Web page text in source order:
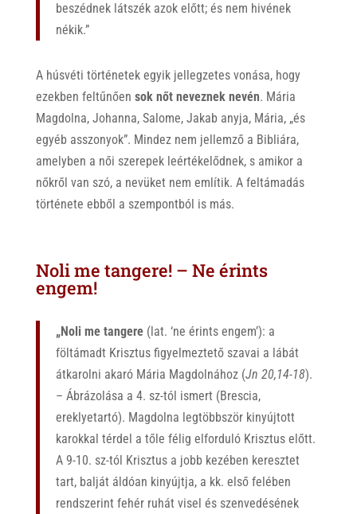
beszédnek látszék azok előtt; és nem hivének
nékik.”
A húsvéti történetek egyik jellegzetes vonása, hogy
ezekben feltűnően sok nőt neveznek nevén. Mária
Magdolna, Johanna, Salome, Jakab anyja, Mária, „és
egyéb asszonyok”. Mindez nem jellemző a Bibliára,
amelyben a női szerepek leértékelődnek, s amikor a
nőkről van szó, a nevüket nem említik. A feltámadás
története ebből a szempontból is más.
Noli me tangere! – Ne érints
engem!
„Noli me tangere(lat. ‘ne érints engem’): a
föltámadt Krisztus figyelmeztető szavai a lábát
átkarolni akaró Mária Magdolnához (Jn 20,14-18).
– Ábrázolása a 4. sz-tól ismert (Brescia,
ereklyetartó). Magdolna legtöbbször kinyújtott
karokkal térdel a tőle félig elforduló Krisztus előtt.
A 9-10. sz-tól Krisztus a jobb kezében keresztet
tart, balját áldóan kinyújtja, a kk. első felében
rendszerint fehér ruhát visel és szenvedésének